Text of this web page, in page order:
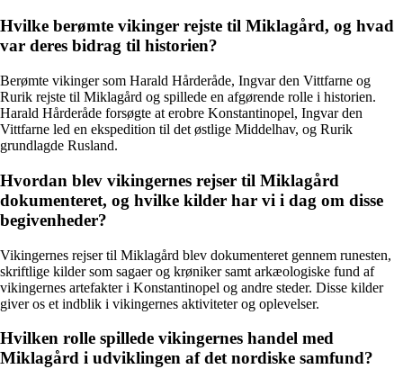
Hvilke berømte vikinger rejste til Miklagård, og hvad
var deres bidrag til historien?
Berømte vikinger som Harald Hårderåde, Ingvar den Vittfarne og
Rurik rejste til Miklagård og spillede en afgørende rolle i historien.
Harald Hårderåde forsøgte at erobre Konstantinopel, Ingvar den
Vittfarne led en ekspedition til det østlige Middelhav, og Rurik
grundlagde Rusland.
Hvordan blev vikingernes rejser til Miklagård
dokumenteret, og hvilke kilder har vi i dag om disse
begivenheder?
Vikingernes rejser til Miklagård blev dokumenteret gennem runesten,
skriftlige kilder som sagaer og krøniker samt arkæologiske fund af
vikingernes artefakter i Konstantinopel og andre steder. Disse kilder
giver os et indblik i vikingernes aktiviteter og oplevelser.
Hvilken rolle spillede vikingernes handel med
Miklagård i udviklingen af det nordiske samfund?